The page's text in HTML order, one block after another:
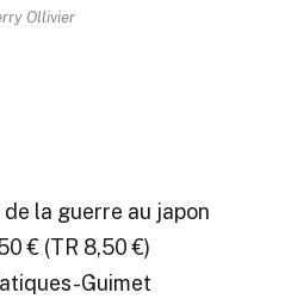
Ollivier
la guerre au japon
€ (TR 8,50 €)
Guimet